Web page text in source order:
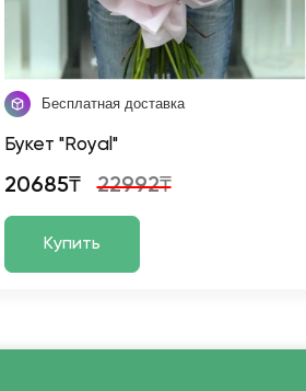
Бесплатная доставка
Букет "Royal"
20685₸ 22992₸
Купить